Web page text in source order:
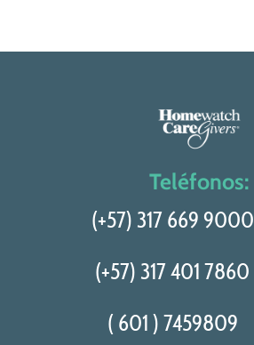
Teléfonos:
(+57) 317 669 9000
(+57) 317 401 7860
( 601 ) 7459809